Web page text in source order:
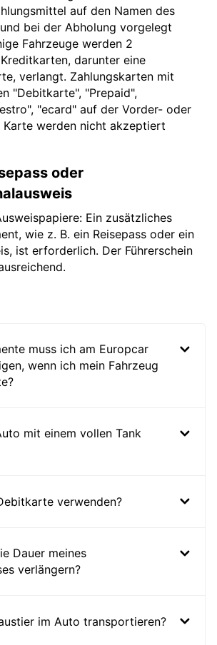
auf den Namen des
bei der Abholung vorgelegt
Fahrzeuge werden 2
darunter eine
verlangt. Zahlungskarten mit
"Debitkarte", "Prepaid",
"ecard" auf der Vorder- oder
Karte werden nicht akzeptiert
oder
Ein zusätzliches
wie z. B. ein Reisepass oder ein
ist erforderlich. Der Führerschein
muss ich am Europcar
wenn ich mein Fahrzeug
mit einem vollen Tank
verwenden?
Dauer meines
verlängern?
im Auto transportieren?